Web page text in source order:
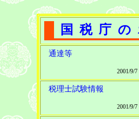
国税庁
通達等
2001/9/
税理士試験情報
2001/9/